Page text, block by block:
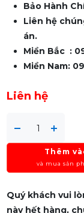
Bảo Hành
Liên hệ
án.
Miền Bắc :
Miền Nam:
Liên hệ
Thêm
và mua sản
Quý khách vui
này hết hàng,